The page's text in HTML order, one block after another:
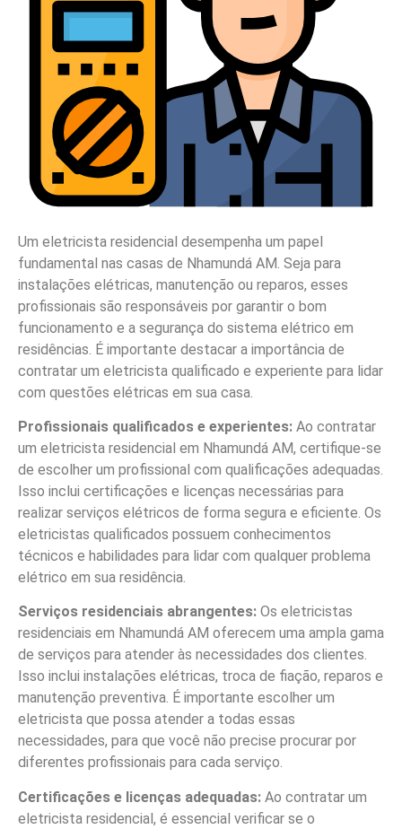
Um eletricista residencial desempenha um papel
fundamental nas casas de Nhamundá AM. Seja para
instalações elétricas, manutenção ou reparos, esses
profissionais são responsáveis por garantir o bom
funcionamento e a segurança do sistema elétrico em
residências. É importante destacar a importância de
contratar um eletricista qualificado e experiente para lidar
com questões elétricas em sua casa.
Profissionais qualificados e experientes: Ao contratar
um eletricista residencial em Nhamundá AM, certifique-se
de escolher um profissional com qualificações adequadas.
Isso inclui certificações e licenças necessárias para
realizar serviços elétricos de forma segura e eficiente. Os
eletricistas qualificados possuem conhecimentos
técnicos e habilidades para lidar com qualquer problema
elétrico em sua residência.
Serviços residenciais abrangentes: Os eletricistas
residenciais em Nhamundá AM oferecem uma ampla gama
de serviços para atender às necessidades dos clientes.
Isso inclui instalações elétricas, troca de fiação, reparos e
manutenção preventiva. É importante escolher um
eletricista que possa atender a todas essas
necessidades, para que você não precise procurar por
diferentes profissionais para cada serviço.
Certificações e licenças adequadas: Ao contratar um
eletricista residencial, é essencial verificar se o